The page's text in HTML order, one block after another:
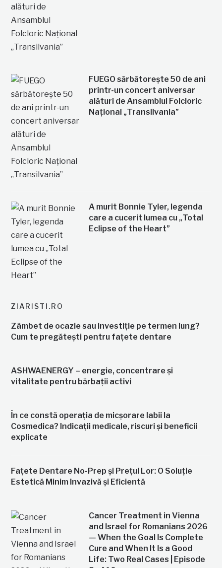
FUEGO sărbătorește 50 de ani
printr-un concert aniversar
alături de Ansamblul Folcloric
Național „Transilvania”
A murit Bonnie Tyler, legenda
care a cucerit lumea cu „Total
Eclipse of the Heart”
ZIARISTI.RO
Zâmbet de ocazie sau investiție pe termen lung?
Cum te pregătești pentru fațete dentare
ASHWAENERGY – energie, concentrare și
vitalitate pentru bărbații activi
În ce constă operația de micșorare labii la
Cosmedica? Indicații medicale, riscuri și beneficii
explicate
Fațete Dentare No-Prep și Prețul Lor: O Soluție
Estetică Minim Invazivă și Eficientă
Cancer Treatment in Vienna
and Israel for Romanians 2026
— When the Goal Is Complete
Cure and When It Is a Good
Life: Two Real Cases | Episode